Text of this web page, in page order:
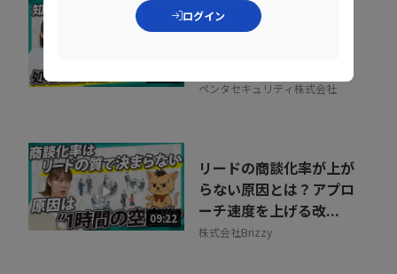
基幹データベースのセキ
ペンタセキュリティ株式会社
09:22
リードの商談化率が上が
らない原因とは？アプロ
ーチ速度を上げる改...
株式会社Brizzy
ログイン